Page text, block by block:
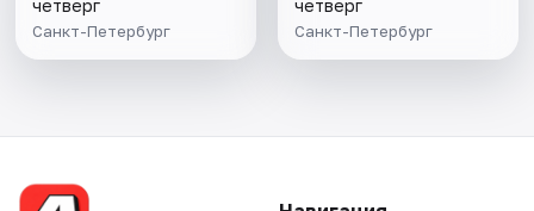
четверг
Санкт-Петербург
четверг
Санкт-Петербург